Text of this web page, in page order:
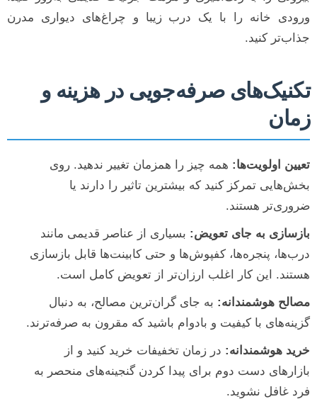
ورودی خانه را با یک درب زیبا و چراغ‌های دیواری مدرن
جذاب‌تر کنید.
تکنیک‌های صرفه‌جویی در هزینه و
زمان
تعیین اولویت‌ها: همه چیز را همزمان تغییر ندهید. روی
بخش‌هایی تمرکز کنید که بیشترین تاثیر را دارند یا
ضروری‌تر هستند.
بازسازی به جای تعویض: بسیاری از عناصر قدیمی مانند
درب‌ها، پنجره‌ها، کفپوش‌ها و حتی کابینت‌ها قابل بازسازی
هستند. این کار اغلب ارزان‌تر از تعویض کامل است.
مصالح هوشمندانه: به جای گران‌ترین مصالح، به دنبال
گزینه‌های با کیفیت و بادوام باشید که مقرون به صرفه‌ترند.
خرید هوشمندانه: در زمان تخفیفات خرید کنید و از
بازارهای دست دوم برای پیدا کردن گنجینه‌های منحصر به
فرد غافل نشوید.